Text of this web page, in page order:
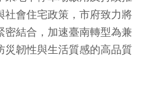
社會住宅政策，市府致力將
密結合，加速臺南轉型為兼
災韌性與生活質感的高品質